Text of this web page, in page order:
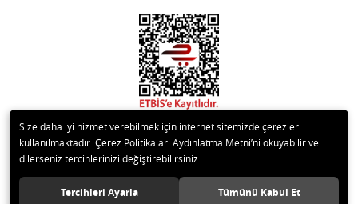
© 2020 Kare Yapı Elemanları San. Tic. Ltd.Şti. Tüm hakları saklıdır.
Size daha iyi hizmet verebilmek için internet sitemizde çerezler
kullanılmaktadır. Çerez Politikaları Aydınlatma Metni’ni okuyabilir ve
dilerseniz tercihlerinizi değiştirebilirsiniz.
Tercihleri Ayarla Tümünü Kabul Et